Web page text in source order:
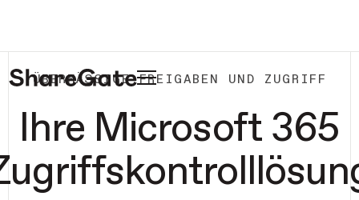
ÜBERMÄSSIGE FREIGABEN UND ZUGRIFF
Ihre Microsoft 365